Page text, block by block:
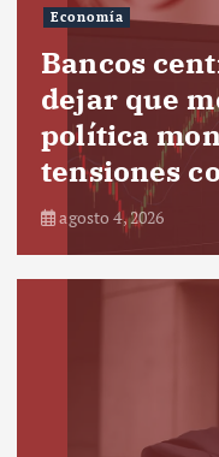
Economía
Bancos
dejar que
política
tensiones
agosto 4, 2026